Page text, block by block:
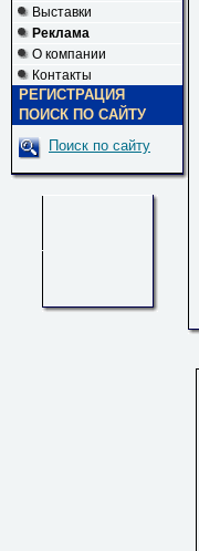
Выставки
Реклама
О компании
Контакты
РЕГИСТРАЦИЯ
ПОИСК ПО САЙТУ
Поиск по сайту